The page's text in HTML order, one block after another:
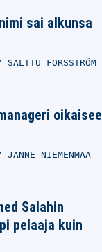
sai alkunsa
SALTTU FORSSTRÖM
oikaisee
JANNE NIEMENMAA
Salahin
pelaaja kuin